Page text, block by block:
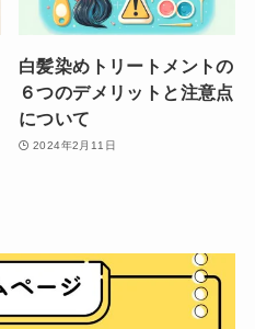
白髪染めトリートメントの
６つのデメリットと注意点
について
2024年2月11日